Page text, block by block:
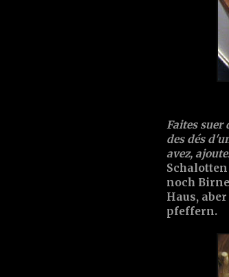
Faites suer
des dés
avez,
Schalotten
noch Birne
Haus,
pfeffern.